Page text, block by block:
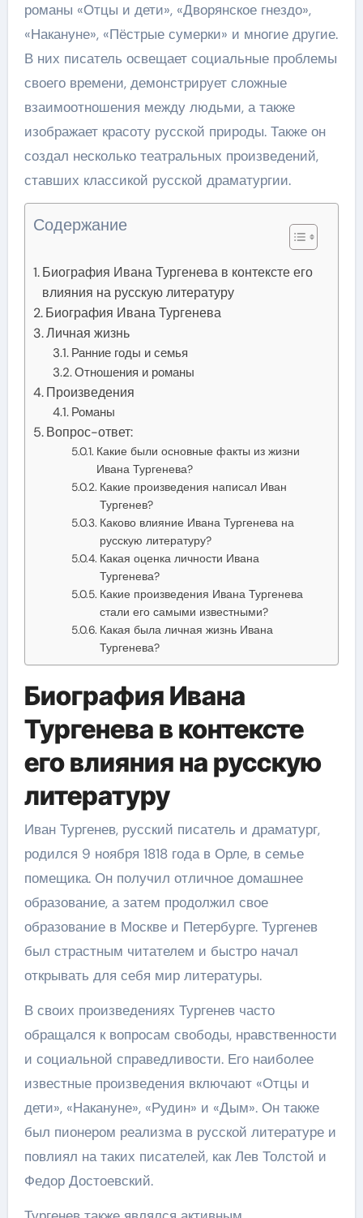
романы «Отцы и дети», «Дворянское гнездо»,
«Накануне», «Пёстрые сумерки» и многие другие.
В них писатель освещает социальные проблемы
своего времени, демонстрирует сложные
взаимоотношения между людьми, а также
изображает красоту русской природы. Также он
создал несколько театральных произведений,
ставших классикой русской драматургии.
Содержание
Биография Ивана Тургенева в контексте его
влияния на русскую литературу
Биография Ивана Тургенева
Личная жизнь
Ранние годы и семья
Отношения и романы
Произведения
Романы
Вопрос-ответ:
Какие были основные факты из жизни
Ивана Тургенева?
Какие произведения написал Иван
Тургенев?
Каково влияние Ивана Тургенева на
русскую литературу?
Какая оценка личности Ивана
Тургенева?
Какие произведения Ивана Тургенева
стали его самыми известными?
Какая была личная жизнь Ивана
Тургенева?
Биография Ивана
Тургенева в контексте
его влияния на русскую
литературу
Иван Тургенев, русский писатель и драматург,
родился 9 ноября 1818 года в Орле, в семье
помещика. Он получил отличное домашнее
образование, а затем продолжил свое
образование в Москве и Петербурге. Тургенев
был страстным читателем и быстро начал
открывать для себя мир литературы.
В своих произведениях Тургенев часто
обращался к вопросам свободы, нравственности
и социальной справедливости. Его наиболее
известные произведения включают «Отцы и
дети», «Накануне», «Рудин» и «Дым». Он также
был пионером реализма в русской литературе и
повлиял на таких писателей, как Лев Толстой и
Федор Достоевский.